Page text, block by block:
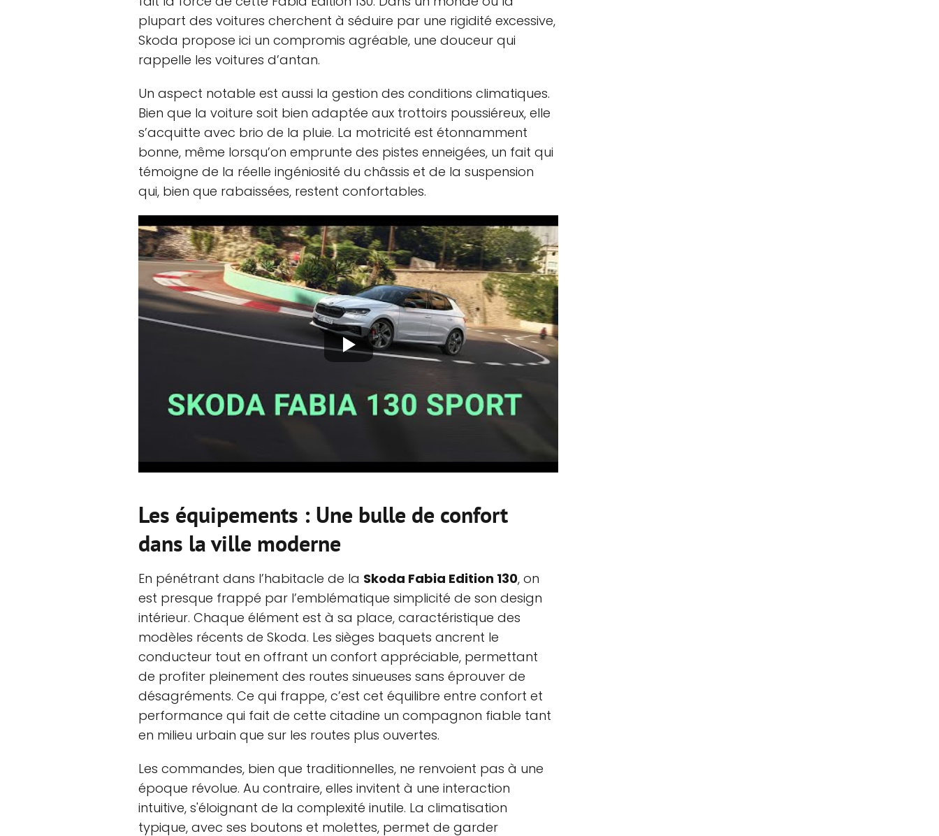
plupart des voitures cherchent à séduire par une rigidité excessive,
Skoda propose ici un compromis agréable, une douceur qui
rappelle les voitures d’antan.
Un aspect notable est aussi la gestion des conditions climatiques.
Bien que la voiture soit bien adaptée aux trottoirs poussiéreux, elle
s’acquitte avec brio de la pluie. La motricité est étonnamment
bonne, même lorsqu’on emprunte des pistes enneigées, un fait qui
témoigne de la réelle ingéniosité du châssis et de la suspension
qui, bien que rabaissées, restent confortables.
Les équipements : Une bulle de confort
dans la ville moderne
En pénétrant dans l’habitacle de la Skoda Fabia Edition 130, on
est presque frappé par l’emblématique simplicité de son design
intérieur. Chaque élément est à sa place, caractéristique des
modèles récents de Skoda. Les sièges baquets ancrent le
conducteur tout en offrant un confort appréciable, permettant
de profiter pleinement des routes sinueuses sans éprouver de
désagréments. Ce qui frappe, c’est cet équilibre entre confort et
performance qui fait de cette citadine un compagnon fiable tant
en milieu urbain que sur les routes plus ouvertes.
Les commandes, bien que traditionnelles, ne renvoient pas à une
époque révolue. Au contraire, elles invitent à une interaction
intuitive, s'éloignant de la complexité inutile. La climatisation
typique, avec ses boutons et molettes, permet de garder